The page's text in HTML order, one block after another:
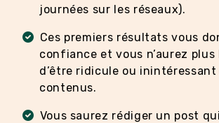
journées sur les réseaux).
Ces premiers résultats vous
confiance et vous n’aurez
d’être ridicule ou inintéressant
contenus.
Vous saurez rédiger un post